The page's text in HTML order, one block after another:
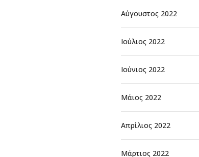
Αύγουστος 2022
Ιούλιος 2022
Ιούνιος 2022
Μάιος 2022
Απρίλιος 2022
Μάρτιος 2022